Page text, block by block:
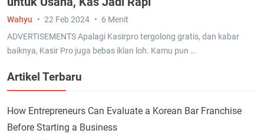
ADVERTISEMENTS Apalagi Kasirpro tergolong gratis, dan kabar
baiknya, Kasir Pro juga bebas iklan loh. Kamu pun …
Wahyu 22 Feb 2024 6 Menit
Artikel Terbaru
How Entrepreneurs Can Evaluate a Korean Bar Franchise
Before Starting a Business